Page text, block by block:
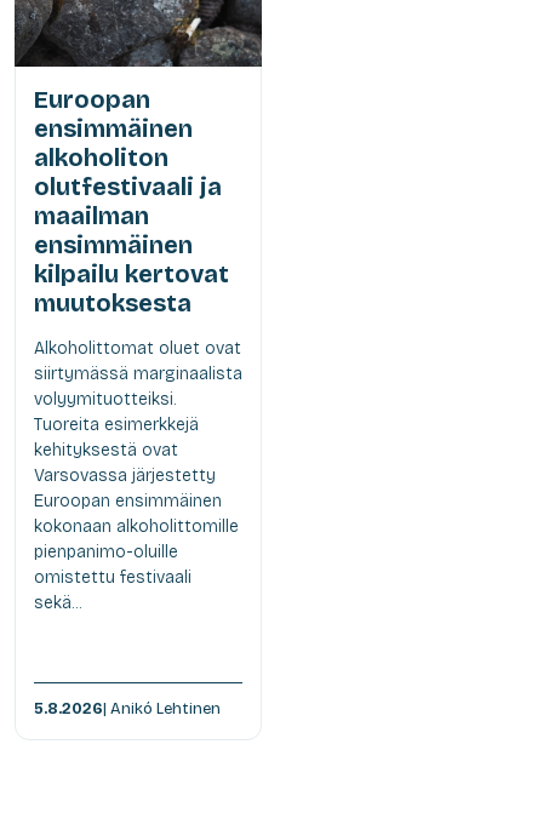
Euroopan
ensimmäinen
alkoholiton
olutfestivaali ja
maailman
ensimmäinen
kilpailu kertovat
muutoksesta
Alkoholittomat oluet ovat
siirtymässä marginaalista
volyymituotteiksi.
Tuoreita esimerkkejä
kehityksestä ovat
Varsovassa järjestetty
Euroopan ensimmäinen
kokonaan alkoholittomille
pienpanimo-oluille
omistettu festivaali
sekä...
5.8.2026| Anikó Lehtinen